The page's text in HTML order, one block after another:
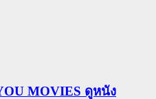
MOVIES ดูหนัง